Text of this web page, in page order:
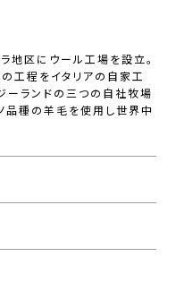
地区にウール工場を設立。
工程をイタリアの自家工
ーランドの三つの自社牧場
品種の羊毛を使用し世界中